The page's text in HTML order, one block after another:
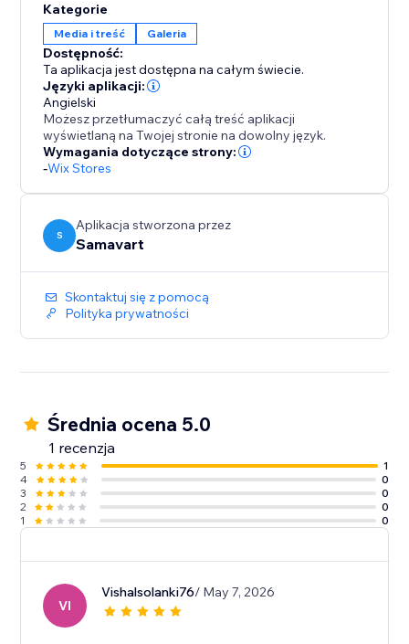
- Jewelry and accessories
- Electronics and gadgets
A more interactive product experience can increase
engagement, reduce returns, and boost conversions.
Support is available to assist with setup or any
questions you may have.
Start your free trial today and elevate the way
Kategorie
Media i treść Galeria
Dostępność:
Ta aplikacja jest dostępna na całym świecie.
Języki aplikacji:
Angielski
Możesz przetłumaczyć całą treść aplikacji
wyświetlaną na Twojej stronie na dowolny język.
Wymagania dotyczące strony:
-Wix Stores
S
Aplikacja stworzona przez
Samavart
Skontaktuj się z pomocą
Polityka prywatności
Średnia ocena 5.0
1 recenzja
5
1
4
0
3
0
2
0
1
0
VI
Vishalsolanki76/ May 7, 2026